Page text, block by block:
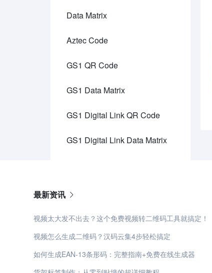
Data Matrix
Aztec Code
GS1 QR Code
GS1 Data Matrix
GS1 Digital Link QR Code
GS1 Digital Link Data Matrix
最新资讯
视频太大发不出去？这个免费视频转二维码工具就搞定！
视频怎么生成二维码？汉码云集4步轻松搞定
如何生成EAN-13条形码：完整指南+免费在线生成器